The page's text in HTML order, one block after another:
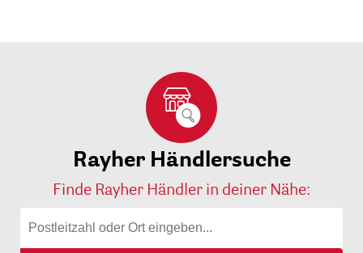
Rayher Händlersuche
Finde Rayher Händler in deiner Nähe: